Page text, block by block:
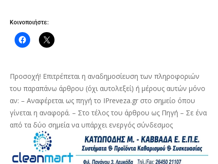
Κοινοποιήστε:
Προσοχή! Επιτρέπεται η αναδημοσίευση των πληροφοριών
του παραπάνω άρθρου (όχι αυτολεξεί) ή μέρους αυτών μόνο
αν: – Αναφέρεται ως πηγή το IPreveza.gr στο σημείο όπου
γίνεται η αναφορά. – Στο τέλος του άρθρου ως Πηγή – Σε ένα
από τα δύο σημεία να υπάρχει ενεργός σύνδεσμος